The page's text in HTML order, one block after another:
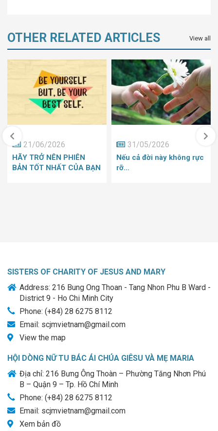
OTHER RELATED ARTICLES View all
21/06/2026
HÃY TRỞ NÊN PHIÊN
BẢN TỐT NHẤT CỦA BẠN
31/05/2026
Nếu cả đời này không rực
rỡ…
SISTERS OF CHARITY OF JESUS AND MARY
Address: 216 Bung Ong Thoan - Tang Nhon Phu B Ward -
District 9 - Ho Chi Minh City
Phone: (+84) 28 6275 8112
Email: scjmvietnam@gmail.com
View the map
HỘI DÒNG NỮ TU BÁC ÁI CHÚA GIÊSU VÀ MẸ MARIA
Địa chỉ: 216 Bưng Ông Thoàn – Phường Tăng Nhơn Phú
B – Quận 9 – Tp. Hồ Chí Minh
Phone: (+84) 28 6275 8112
Email: scjmvietnam@gmail.com
Xem bản đồ